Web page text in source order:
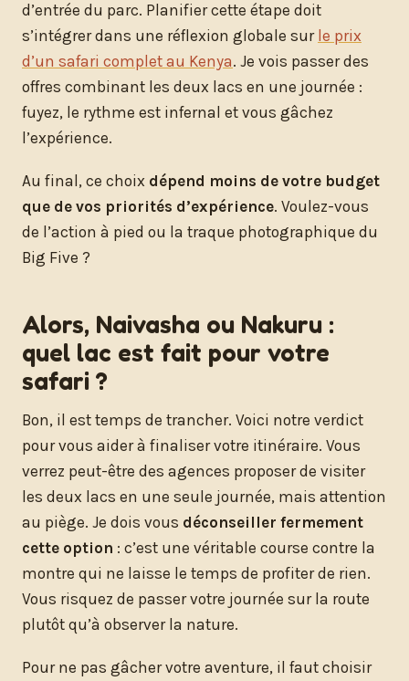
d’entrée du parc. Planifier cette étape doit
s’intégrer dans une réflexion globale sur le prix
d’un safari complet au Kenya. Je vois passer des
offres combinant les deux lacs en une journée :
fuyez, le rythme est infernal et vous gâchez
l’expérience.
Au final, ce choix dépend moins de votre budget
que de vos priorités d’expérience. Voulez-vous
de l’action à pied ou la traque photographique du
Big Five ?
Alors, Naivasha ou Nakuru :
quel lac est fait pour votre
safari ?
Bon, il est temps de trancher. Voici notre verdict
pour vous aider à finaliser votre itinéraire. Vous
verrez peut-être des agences proposer de visiter
les deux lacs en une seule journée, mais attention
au piège. Je dois vous déconseiller fermement
cette option : c’est une véritable course contre la
montre qui ne laisse le temps de profiter de rien.
Vous risquez de passer votre journée sur la route
plutôt qu’à observer la nature.
Pour ne pas gâcher votre aventure, il faut choisir